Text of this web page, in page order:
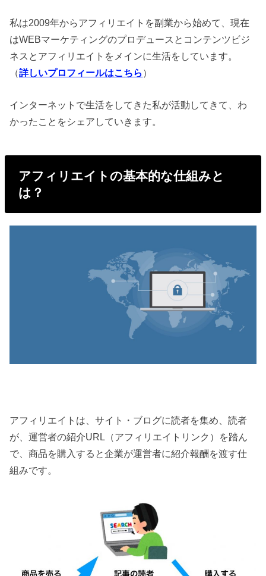
私は2009年からアフィリエイトを副業から始めて、現在
はWEBマーケティングのプロデュースとコンテンツビジ
ネスとアフィリエイトをメインに生活をしています。
（詳しいプロフィールはこちら ）
インターネットで生活をしてきた私が活動してきて、わ
かったことをシェアしていきます。
アフィリエイトの基本的な仕組みと
は？
アフィリエイトは、サイト・ブログに読者を集め、読者
が、運営者の紹介URL（アフィリエイトリンク）を踏ん
で、商品を購入すると企業が運営者に紹介報酬を渡す仕
組みです。